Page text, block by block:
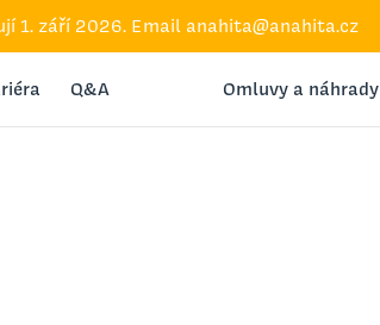
1. září 2026. Email anahita@anahita.cz
Q&A Omluvy a náhrady